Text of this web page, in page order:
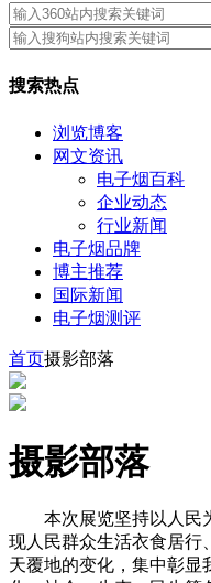
搜索热点
浏览博客
网文资讯
电子烟百科
企业动态
行业新闻
电子烟品牌
博主推荐
国际新闻
电子烟测评
首页摄影部落
摄影部落
本次展览坚持以人民
现人民群众生活衣食居行
天覆地的变化，集中彰显